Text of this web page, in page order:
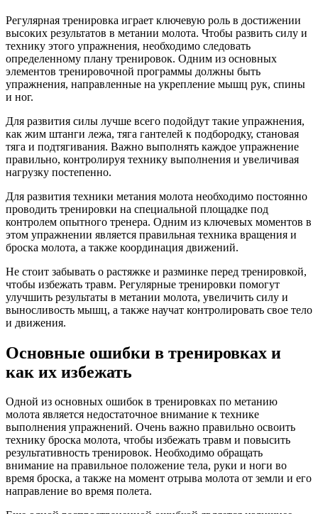
Регулярная тренировка играет ключевую роль в достижении
высоких результатов в метании молота. Чтобы развить силу и
технику этого упражнения, необходимо следовать
определенному плану тренировок. Одним из основных
элементов тренировочной программы должны быть
упражнения, направленные на укрепление мышц рук, спины
и ног.
Для развития силы лучше всего подойдут такие упражнения,
как жим штанги лежа, тяга гантелей к подбородку, становая
тяга и подтягивания. Важно выполнять каждое упражнение
правильно, контролируя технику выполнения и увеличивая
нагрузку постепенно.
Для развития техники метания молота необходимо постоянно
проводить тренировки на специальной площадке под
контролем опытного тренера. Одним из ключевых моментов в
этом упражнении является правильная техника вращения и
броска молота, а также координация движений.
Не стоит забывать о растяжке и разминке перед тренировкой,
чтобы избежать травм. Регулярные тренировки помогут
улучшить результаты в метании молота, увеличить силу и
выносливость мышц, а также научат контролировать свое тело
и движения.
Основные ошибки в тренировках и
как их избежать
Одной из основных ошибок в тренировках по метанию
молота является недостаточное внимание к технике
выполнения упражнений. Очень важно правильно освоить
технику броска молота, чтобы избежать травм и повысить
результативность тренировок. Необходимо обращать
внимание на правильное положение тела, руки и ноги во
время броска, а также на момент отрыва молота от земли и его
направление во время полета.